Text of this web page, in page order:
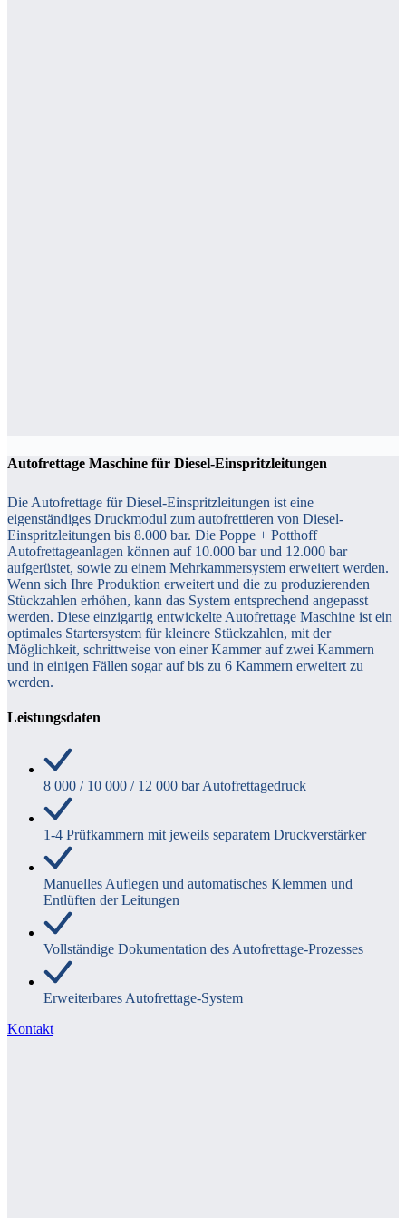
Autofrettage Maschine für Diesel-Einspritzleitungen
Die Autofrettage für Diesel-Einspritzleitungen ist eine
eigenständiges Druckmodul zum autofrettieren von Diesel-
Einspritzleitungen bis 8.000 bar. Die Poppe + Potthoff
Autofrettageanlagen können auf 10.000 bar und 12.000 bar
aufgerüstet, sowie zu einem Mehrkammersystem erweitert werden.
Wenn sich Ihre Produktion erweitert und die zu produzierenden
Stückzahlen erhöhen, kann das System entsprechend angepasst
werden. Diese einzigartig entwickelte Autofrettage Maschine ist ein
optimales Startersystem für kleinere Stückzahlen, mit der
Möglichkeit, schrittweise von einer Kammer auf zwei Kammern
und in einigen Fällen sogar auf bis zu 6 Kammern erweitert zu
werden.
Leistungsdaten
8 000 / 10 000 / 12 000 bar Autofrettagedruck
1-4 Prüfkammern mit jeweils separatem Druckverstärker
Manuelles Auflegen und automatisches Klemmen und
Entlüften der Leitungen
Vollständige Dokumentation des Autofrettage-Prozesses
Erweiterbares Autofrettage-System
Kontakt